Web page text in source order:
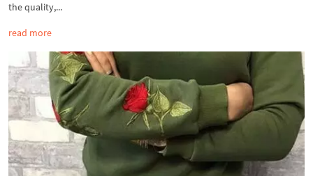
the quality,...
read more